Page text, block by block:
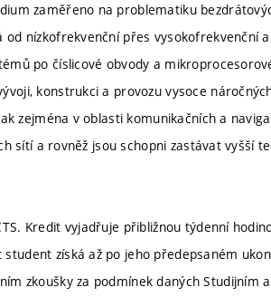
zaměřeno na problematiku
nízkofrekvenční přes vysokofrekvenční
po číslicové obvody a
konstrukci a provozu vysoce
zejména v oblasti komunikačních a
sítí a rovněž jsou schopni zastávat vyšší
Kredit vyjadřuje přibližnou týdenní
získá až po jeho předepsaném
zkoušky za podmínek daných Studijním